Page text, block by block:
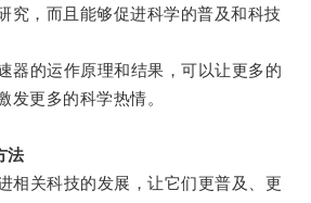
究，而且能够促进科学的普及和科技
的运作原理和结果，可以让更多的
发更多的科学热情。
法
关科技的发展，让它们更普及、更